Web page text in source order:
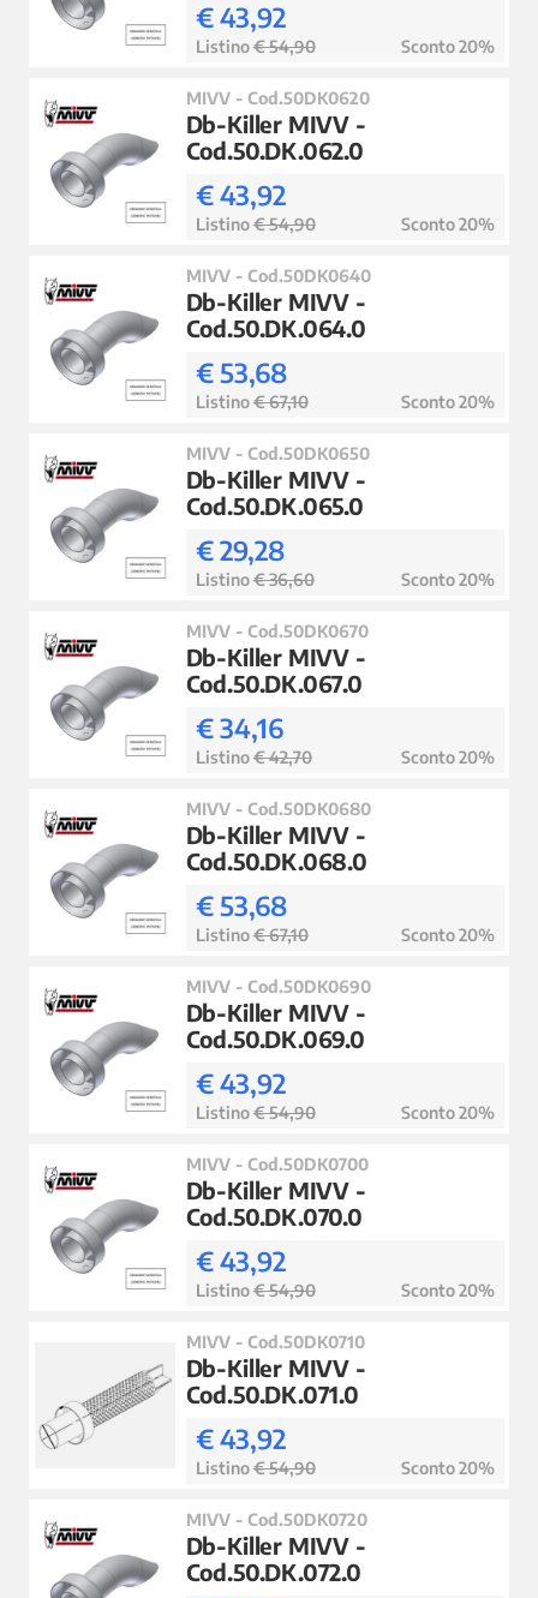
€ 43,92
Listino€ 54,90 Sconto 20%
MIVV - Cod.50DK0620
Db-Killer MIVV -
Cod.50.DK.062.0
€ 43,92
Listino€ 54,90 Sconto 20%
MIVV - Cod.50DK0640
Db-Killer MIVV -
Cod.50.DK.064.0
€ 53,68
Listino€ 67,10 Sconto 20%
MIVV - Cod.50DK0650
Db-Killer MIVV -
Cod.50.DK.065.0
€ 29,28
Listino€ 36,60 Sconto 20%
MIVV - Cod.50DK0670
Db-Killer MIVV -
Cod.50.DK.067.0
€ 34,16
Listino€ 42,70 Sconto 20%
MIVV - Cod.50DK0680
Db-Killer MIVV -
Cod.50.DK.068.0
€ 53,68
Listino€ 67,10 Sconto 20%
MIVV - Cod.50DK0690
Db-Killer MIVV -
Cod.50.DK.069.0
€ 43,92
Listino€ 54,90 Sconto 20%
MIVV - Cod.50DK0700
Db-Killer MIVV -
Cod.50.DK.070.0
€ 43,92
Listino€ 54,90 Sconto 20%
MIVV - Cod.50DK0710
Db-Killer MIVV -
Cod.50.DK.071.0
€ 43,92
Listino€ 54,90 Sconto 20%
MIVV - Cod.50DK0720
Db-Killer MIVV -
Cod.50.DK.072.0